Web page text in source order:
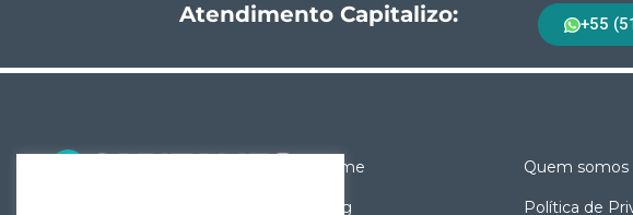
Atendimento Capitalizo: +55
Home Quem somos
Blog Política de